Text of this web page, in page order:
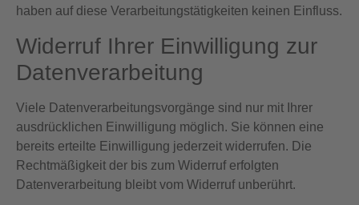
haben auf diese Verarbeitungstätigkeiten keinen Einfluss.
Widerruf Ihrer Einwilligung zur
Datenverarbeitung
Viele Datenverarbeitungsvorgänge sind nur mit Ihrer
ausdrücklichen Einwilligung möglich. Sie können eine
bereits erteilte Einwilligung jederzeit widerrufen. Die
Rechtmäßigkeit der bis zum Widerruf erfolgten
Datenverarbeitung bleibt vom Widerruf unberührt.